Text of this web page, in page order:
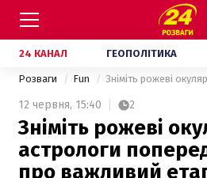
24 КАНАЛ ГЕОПОЛІТИКА
Розваги Fun
12 червня, 15:40 2
Зніміть рожеві
астрологи
про важливий